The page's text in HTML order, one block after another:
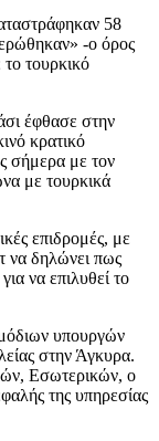
58
-ο όρος
τουρκικό
έφθασε στην
κρατικό
σήμερα με τον
με τουρκικά
επιδρομές, με
να δηλώνει πως
να επιλυθεί το
υπουργών
στην Άγκυρα.
Εσωτερικών, ο
της υπηρεσίας